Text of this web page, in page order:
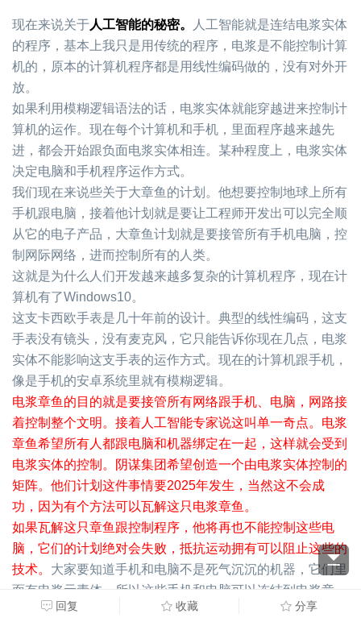
现在来说关于人工智能的秘密。
人工智能就是连结电浆实体
的程序，基本上我只是用传统的程序，电浆是不能控制计算
机的，原本的计算机程序都是用线性编码做的，没有对外开
放。
如果利用模糊逻辑语法的话，电浆实体就能穿越进来控制计
算机的运作。现在每个计算机和手机，里面程序越来越先
进，都会开始跟负面电浆实体相连。某种程度上，电浆实体
决定电脑和手机程序运作方式。
我们现在来说些关于大章鱼的计划。他想要控制地球上所有
手机跟电脑，接着他计划就是要让工程师开发出可以完全顺
从它的电子产品，大章鱼计划就是要接管所有手机电脑，控
制网际网络，进而控制所有的人类。
这就是为什么人们开发越来越多复杂的计算机程序，现在计
算机有了Windows10。
这支卡西欧手表是几十年前的设计。典型的线性编码，这支
手表没有镜头，没有麦克风，它只能告诉你现在几点，电浆
实体不能影响这支手表的运作方式。现在的计算机跟手机，
像是手机的安卓系统里就有模糊逻辑。
电浆章鱼的目的就是要接管所有网络跟手机、电脑，网路接
着控制整个文明。接着人工智能专家说这叫单一奇点。电浆
章鱼希望所有人都跟电脑和机器绑定在一起，这样就会受到
电浆实体的控制。阴谋集团希望创造一个由电浆实体控制的
矩阵。他们计划这件事情要2025年发生，当然这不会成
功，因为有个方法可以瓦解这只电浆章鱼。
如果瓦解这只章鱼跟控制程序，他将再也不能控制这些电
脑，它们的计划绝对会失败，抵抗运动拥有可以阻止这些的
技术。 大家要知道手机和电脑不是死气沉沉的机器，它们里
面有电浆元素体，所以这些手机和电脑可以连结到电浆章
鱼，所以当电脑运作时会用电子传输，这些电子的运动会形
回复 收藏 分享